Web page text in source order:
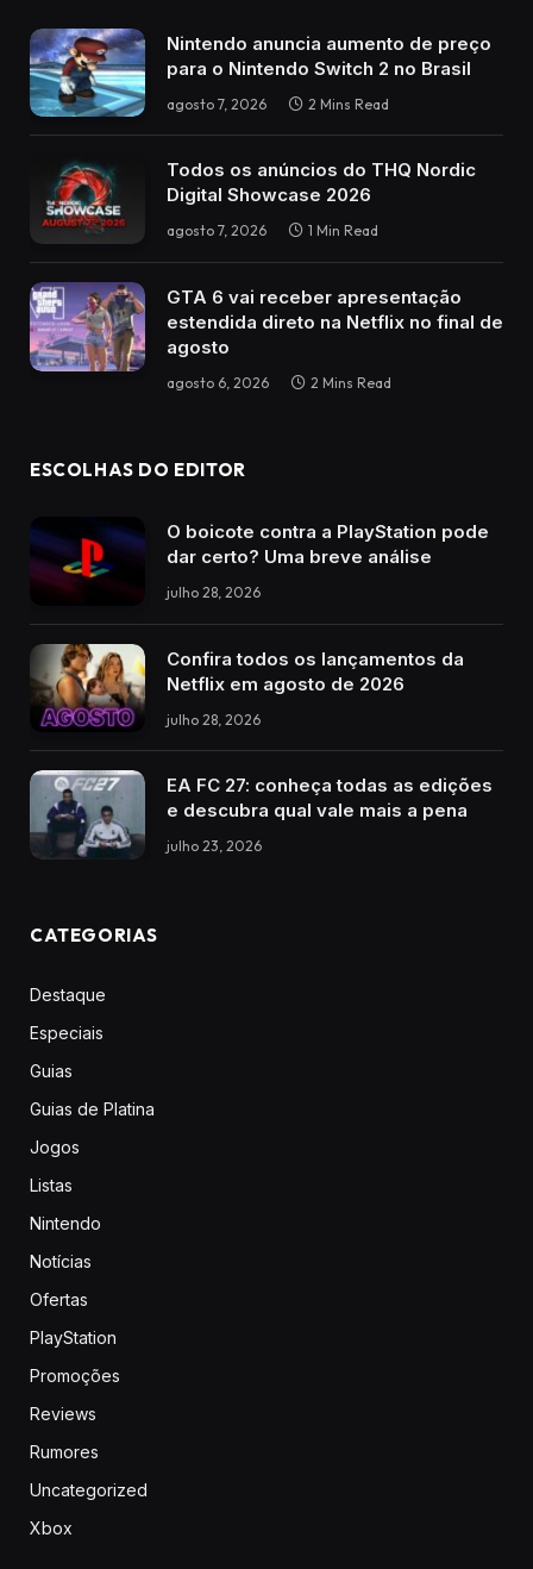
Nintendo anuncia aumento de preço
para o Nintendo Switch 2 no Brasil
agosto 7, 2026 2 Mins Read
Todos os anúncios do THQ Nordic
Digital Showcase 2026
agosto 7, 2026 1 Min Read
GTA 6 vai receber apresentação
estendida direto na Netflix no final de
agosto
agosto 6, 2026 2 Mins Read
ESCOLHAS DO EDITOR
O boicote contra a PlayStation pode
dar certo? Uma breve análise
julho 28, 2026
Confira todos os lançamentos da
Netflix em agosto de 2026
julho 28, 2026
EA FC 27: conheça todas as edições
e descubra qual vale mais a pena
julho 23, 2026
CATEGORIAS
Destaque
Especiais
Guias
Guias de Platina
Jogos
Listas
Nintendo
Notícias
Ofertas
PlayStation
Promoções
Reviews
Rumores
Uncategorized
Xbox